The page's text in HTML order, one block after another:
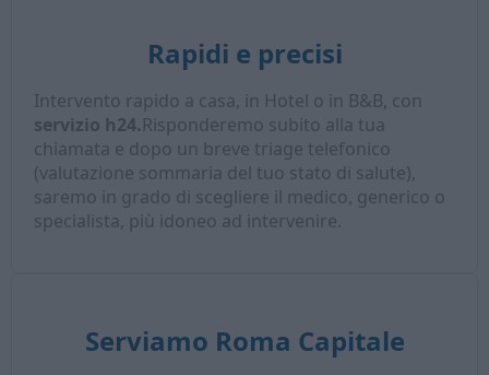
Rapidi e precisi
Intervento rapido a casa, in Hotel o in B&B, con
servizio h24.Risponderemo subito alla tua
chiamata e dopo un breve triage telefonico
(valutazione sommaria del tuo stato di salute),
saremo in grado di scegliere il medico, generico o
specialista, più idoneo ad intervenire.
Serviamo Roma Capitale